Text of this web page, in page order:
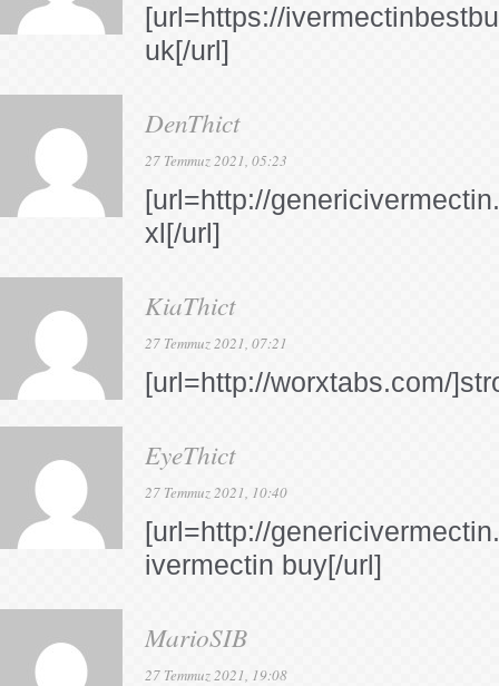
[url=https://
uk[/url]
DenThict
27 Temmuz 2021, 05:23
[url=http://
xl[/url]
KiaThict
27 Temmuz 2021, 07:21
[url=http://worxtabs.com/
EyeThict
27 Temmuz 2021, 10:40
[url=http://
ivermectin buy[/url]
MarioSIB
27 Temmuz 2021, 19:08